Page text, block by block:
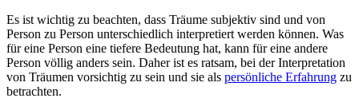
Es ist wichtig zu beachten, dass Träume subjektiv sind und von
Person zu Person unterschiedlich interpretiert werden können. Was
für eine Person eine tiefere Bedeutung hat, kann für eine andere
Person völlig anders sein. Daher ist es ratsam, bei der Interpretation
von Träumen vorsichtig zu sein und sie als persönliche Erfahrung zu
betrachten.